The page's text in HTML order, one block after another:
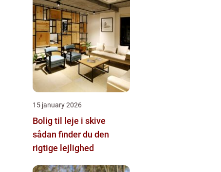
15 january 2026
Bolig til leje i skive
sådan finder du den
rigtige lejlighed